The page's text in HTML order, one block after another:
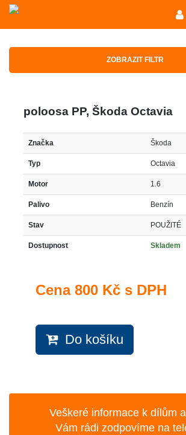
ZOBRAZIT FILTR
poloosa PP, Škoda Octavia
Značka Škoda
Typ Octavia
Motor 1.6
Palivo Benzín
Stav POUŽITÉ
Dostupnost Skladem
Cena 800 Kč s DPH
Do košíku
Veškeré informace k dílům
Vám rádi zodpovíme na